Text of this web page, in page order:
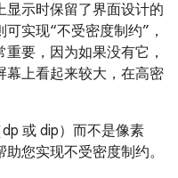
显示时保留了界面设计的
实现“不受密度制约”，
要，因为如果没有它，
幕上看起来较大，在高密
或 dip）而不是像素
您实现不受密度制约。